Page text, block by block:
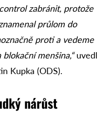
zabránit, protože
průlom do
proti a vedeme
menšina,“uvedl
Kupka (ODS).
nárůst